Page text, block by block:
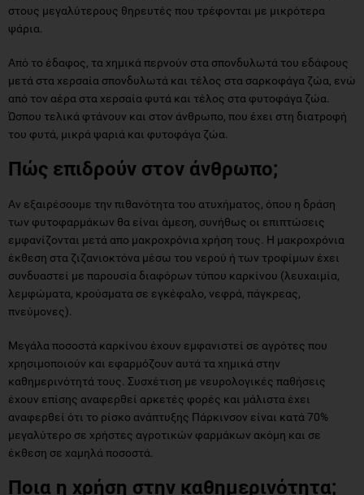
στους μεγαλύτερους θηρευτές που τρέφονται με μικρότερα
ψάρια.
Από το έδαφος, τα χημικά περνούν στα σπονδυλωτά του εδάφους
μετά στα χερσαία σπονδυλωτά και τέλος στα σαρκοφάγα ζώα, ενώ
από τον αέρα στα χερσαία φυτά και τέλος στα φυτοφάγα ζώα.
Ώσπου τελικά φτάνουν και στον άνθρωπο, που έχει στη διατροφή
του φυτά, μικρά ψαριά και φυτοφάγα ζώα.
Πώς επιδρούν στον άνθρωπο;
Αν εξαιρέσουμε την πιθανότητα του ατυχήματος, όπου η δράση
των φυτοφαρμάκων θα είναι άμεση, συνήθως οι επιπτώσεις
εμφανίζονται μετά απο μακροχρόνια χρήση τους. Η μακροχρόνια
έκθεση στα ζιζανιοκτόνα μέσω του νερού ή των τροφίμων έχει
συνδυαστεί με παρουσία διαφόρων τύπου καρκίνου (λευχαιμία,
λεμφώματα, κρούσματα σε εγκέφαλο, νεφρά, πάγκρεας,
πνεύμονες).
Μεγάλα ποσοστά καρκίνου έχουν εμφανιστεί σε αγρότες που
χρησιμοποιούν και εφαρμόζουν αυτά τα χημικά στην
καθημερινότητά τους. Συσχέτιση με νευρολογικές παθήσεις
έχουν επίσης αναφερθεί αρκετές φορές και μάλιστα έχει
αναφερθεί ότι το ρίσκο ανάπτυξης Πάρκινσον είναι κατά 70%
μεγαλύτερο σε χρήστες αγροτικών φαρμάκων ακόμη και σε
έκθεση σε χαμηλά ποσοστά.
Ποια η χρήση στην καθημερινότητα;